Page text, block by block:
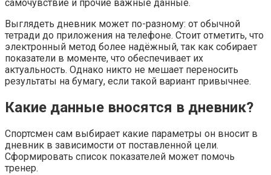
самочувствие и прочие важные данные.
Выглядеть дневник может по-разному: от обычной
тетради до приложения на телефоне. Стоит отметить, что
электронный метод более надёжный, так как собирает
показатели в моменте, что обеспечивает их
актуальность. Однако никто не мешает переносить
результаты на бумагу, если такой вариант привычнее.
Какие данные вносятся в дневник?
Спортсмен сам выбирает какие параметры он вносит в
дневник в зависимости от поставленной цели.
Сформировать список показателей может помочь
тренер.